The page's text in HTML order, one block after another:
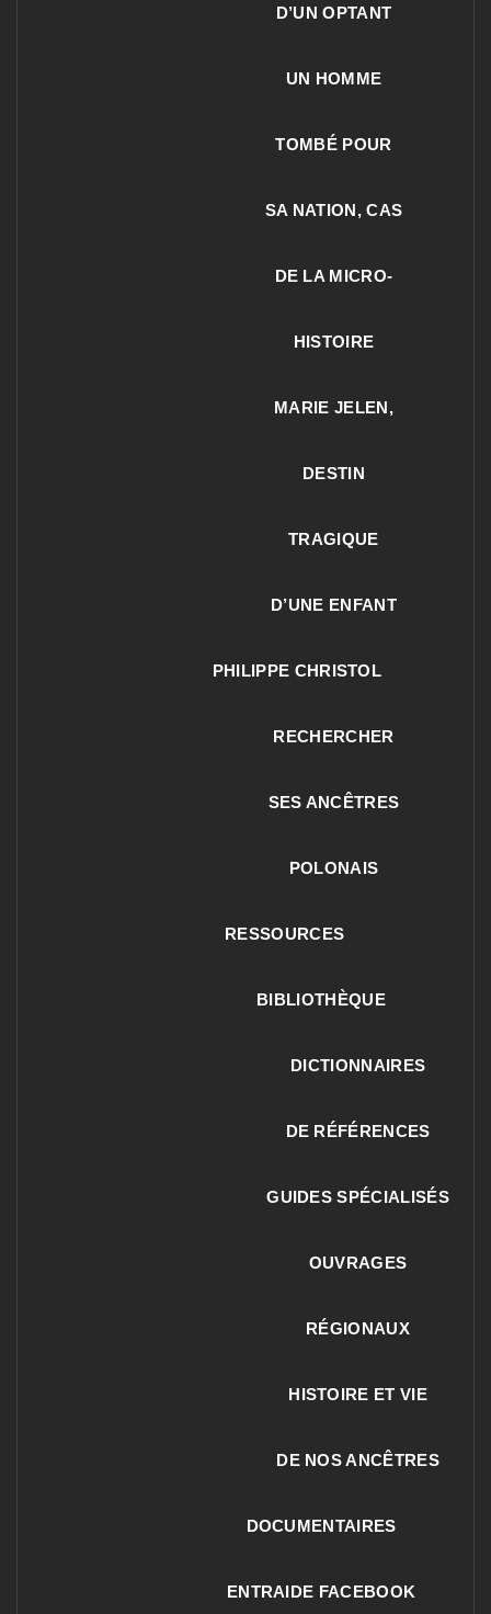
D’UN OPTANT
UN HOMME
TOMBÉ POUR
SA NATION, CAS
DE LA MICRO-
HISTOIRE
MARIE JELEN,
DESTIN
TRAGIQUE
D’UNE ENFANT
PHILIPPE CHRISTOL
RECHERCHER
SES ANCÊTRES
POLONAIS
RESSOURCES
BIBLIOTHÈQUE
DICTIONNAIRES
DE RÉFÉRENCES
GUIDES SPÉCIALISÉS
OUVRAGES
RÉGIONAUX
HISTOIRE ET VIE
DE NOS ANCÊTRES
DOCUMENTAIRES
ENTRAIDE FACEBOOK